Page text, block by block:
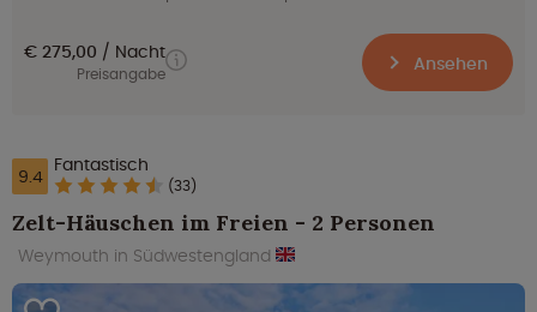
€ 275,00 Nacht
Preisangabe Ansehen
9.4 Fantastisch
(33)
Zelt-Häuschen im Freien - 2 Personen
Weymouth in Südwestengland